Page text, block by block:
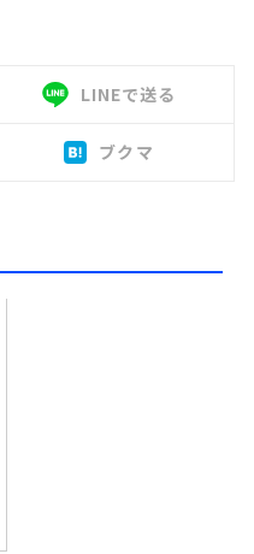
LINEで送る
ブクマ